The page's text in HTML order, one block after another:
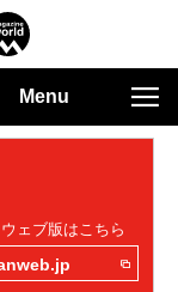
Menu
ェブ版はこちら